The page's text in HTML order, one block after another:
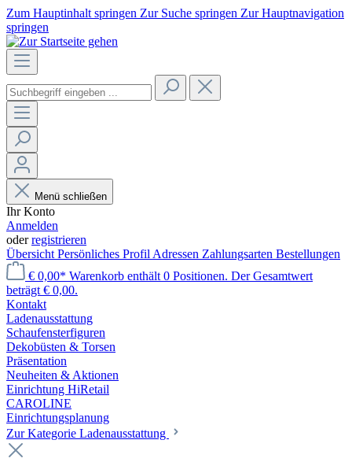
Zum Hauptinhalt springen Zur Suche springen Zur Hauptnavigation
springen
Menü schließen
Ihr Konto
Anmelden
oderregistrieren
Übersicht Persönliches Profil Adressen Zahlungsarten Bestellungen
€ 0,00* Warenkorb enthält 0 Positionen. Der Gesamtwert
beträgt € 0,00.
Kontakt
Laden­ausstattung
Schaufenster­figuren
Dekobüsten & Torsen
Präsentation
Neuheiten & Aktionen
Einrichtung HiRetail
CAROLINE
Einrichtungsplanung
Zur Kategorie Laden­ausstattung